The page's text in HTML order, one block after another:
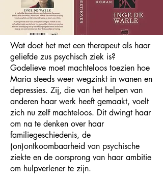
Wat doet het met een therapeut als haar
geliefde zus psychisch ziek is?
Godelieve moet machteloos toezien hoe
Maria steeds weer wegzinkt in wanen en
depressies. Zij, die van het helpen van
anderen haar werk heeft gemaakt, voelt
zich nu zelf machteloos. Dit dwingt haar
om na te denken over haar
familiegeschiedenis, de
(on)ontkoombaarheid van psychische
ziekte en de oorsprong van haar ambitie
om hulpverlener te zijn.